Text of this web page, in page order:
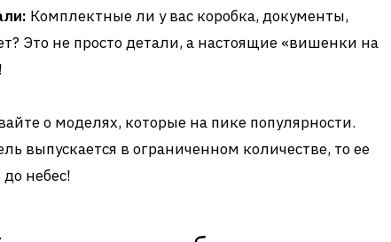
Комплектные ли у вас коробка, документы,
Это не просто детали, а настоящие «вишенки на
о моделях, которые на пике популярности.
выпускается в ограниченном количестве, то ее
небес!